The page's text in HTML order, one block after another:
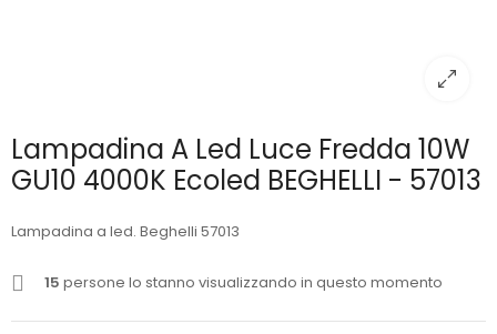
Lampadina A Led Luce Fredda 10W
GU10 4000K Ecoled BEGHELLI - 57013
Lampadina a led. Beghelli 57013
15 persone lo stanno visualizzando in questo momento